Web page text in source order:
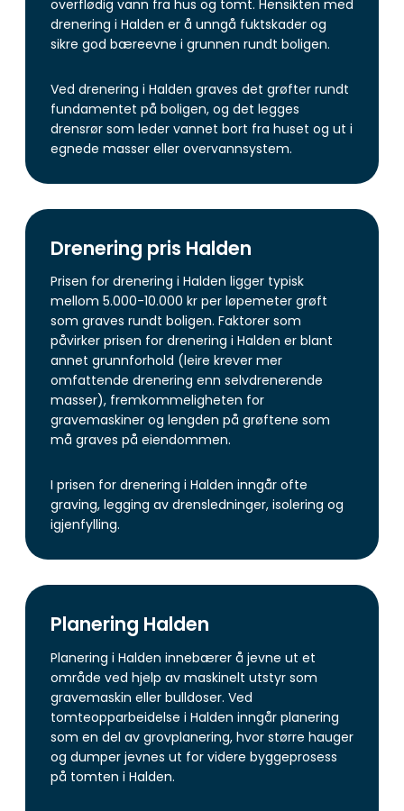
overflødig vann fra hus og tomt. Hensikten med
drenering i Halden er å unngå fuktskader og
sikre god bæreevne i grunnen rundt boligen.
Ved drenering i Halden graves det grøfter rundt
fundamentet på boligen, og det legges
drensrør som leder vannet bort fra huset og ut i
egnede masser eller overvannsystem.
Drenering pris Halden
Prisen for drenering i Halden ligger typisk
mellom 5.000-10.000 kr per løpemeter grøft
som graves rundt boligen. Faktorer som
påvirker prisen for drenering i Halden er blant
annet grunnforhold (leire krever mer
omfattende drenering enn selvdrenerende
masser), fremkommeligheten for
gravemaskiner og lengden på grøftene som
må graves på eiendommen.
I prisen for drenering i Halden inngår ofte
graving, legging av drensledninger, isolering og
igjenfylling.
Planering Halden
Planering i Halden innebærer å jevne ut et
område ved hjelp av maskinelt utstyr som
gravemaskin eller bulldoser. Ved
tomteopparbeidelse i Halden inngår planering
som en del av grovplanering, hvor større hauger
og dumper jevnes ut for videre byggeprosess
på tomten i Halden.